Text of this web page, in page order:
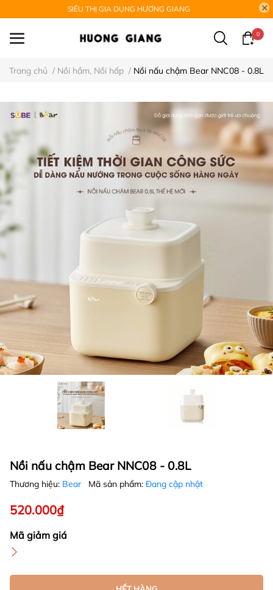
SIÊU THỊ GIA DỤNG HƯƠNG GIANG
0
Trang chủ / Nồi hầm, Nồi hấp / Nồi nấu chậm Bear NNC08 - 0.8L
Nồi nấu chậm Bear NNC08 - 0.8L
Thương hiệu: Bear Mã sản phẩm: Đang cập nhật
520.000₫
Mã giảm giá